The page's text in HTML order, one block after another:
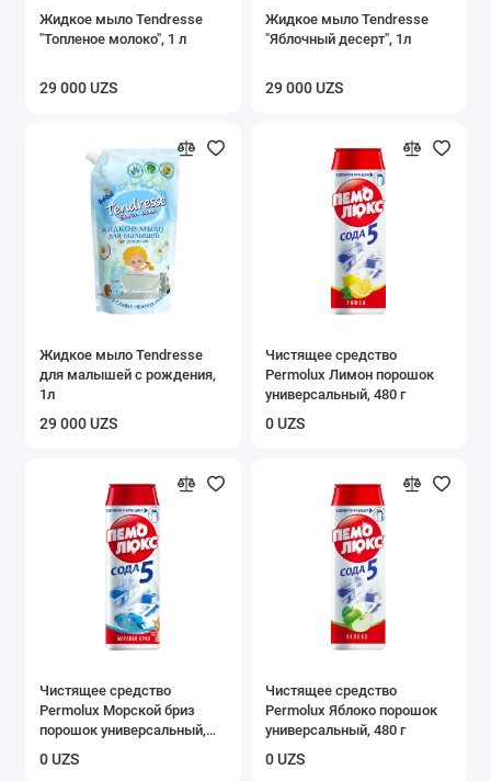
Жидкое мыло Tendresse
"Топленое молоко", 1 л
29 000 UZS
Жидкое мыло Tendresse
"Яблочный десерт", 1л
29 000 UZS
Жидкое мыло Tendresse
для малышей с рождения,
1л
29 000 UZS
Чистящее средство
Permolux Лимон порошок
универсальный, 480 г
0 UZS
Чистящее средство
Permolux Морской бриз
порошок универсальный,
0 UZS
Чистящее средство
Permolux Яблоко порошок
универсальный, 480 г
0 UZS